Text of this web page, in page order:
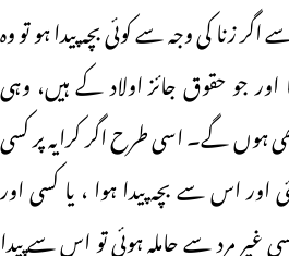
کی وجہ سے کوئی بچہ پیدا ہو تو وہ
اور جو حقوق جائز اولاد کے ہیں، وہی
ہوں گے۔ اسی طرح اگر کرایہ پر کسی
اس سے بچہ پیدا ہوا ، یا کسی اور
غیر مرد سے حاملہ ہوئی تو اس سے پیدا